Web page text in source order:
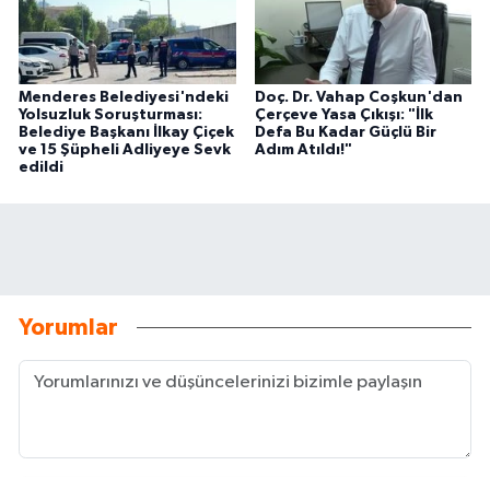
Menderes Belediyesi'ndeki
Yolsuzluk Soruşturması:
Belediye Başkanı İlkay Çiçek
ve 15 Şüpheli Adliyeye Sevk
edildi
Doç. Dr. Vahap Coşkun'dan
Çerçeve Yasa Çıkışı: "İlk
Defa Bu Kadar Güçlü Bir
Adım Atıldı!"
Yorumlar